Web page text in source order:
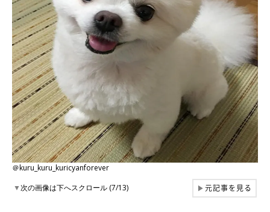
＠kuru_kuru_kuricyanforever
▼次の画像は下へスクロール (7/13) ▶元記事を見る